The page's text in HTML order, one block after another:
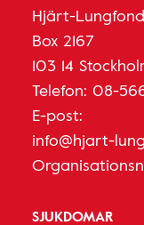
Hjärt-
Box 2167
103 14
Telefon: 08-
E-post:
info@hjart-
SJUKDOMAR